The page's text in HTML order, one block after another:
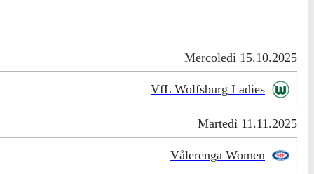
Mercoledì 15.10.2025
VfL Wolfsburg Ladies
Martedì 11.11.2025
Vålerenga Women